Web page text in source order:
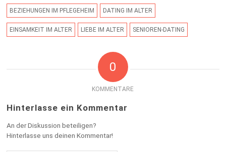
BEZIEHUNGEN IM PFLEGEHEIM DATING IM ALTER
EINSAMKEIT IM ALTER LIEBE IM ALTER SENIOREN-DATING
0
KOMMENTARE
Hinterlasse ein Kommentar
An der Diskussion beteiligen?
Hinterlasse uns deinen Kommentar!